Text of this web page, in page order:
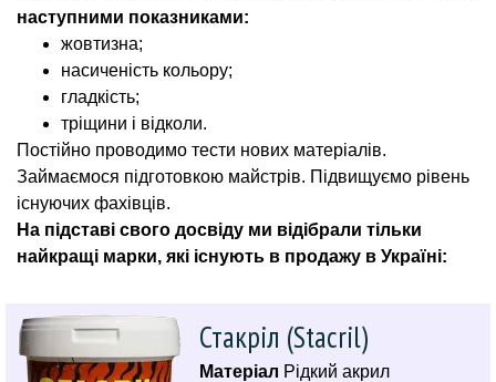
наступними показниками:
жовтизна;
насиченість кольору;
гладкість;
тріщини і відколи.
Постійно проводимо тести нових матеріалів.
Займаємося підготовкою майстрів. Підвищуємо рівень
існуючих фахівців.
На підставі свого досвіду ми відібрали тільки
найкращі марки, які існують в продажу в Україні:
Стакріл (Stacril)
Матеріал Рідкий акрил